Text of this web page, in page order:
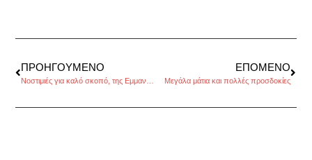
ΠΡΟΗΓΟΎΜΕΝΟ ΕΠΌΜΕΝΟ
Μεγάλα μάτια και πολλές προσδοκίες